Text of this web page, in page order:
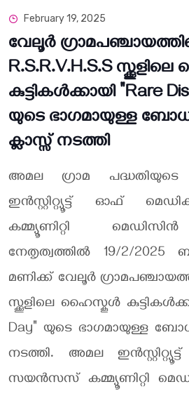
February 19, 2025
വേലൂർ
R.S.R.V.H.S.S
കുട്ടികൾക്കായി "Rare
യുടെ ഭാഗമായുള്ള
ക്ലാസ്സ് നടത്തി
അമല ഗ്രാമ
ഇൻസ്റ്റിറ്റ്യൂട്ട് ഓഫ്
കമ്മ്യൂണിറ്റി
നേതൃത്വത്തിൽ 19/2/2025
മണിക്ക് വേലൂർ
സ്ക്കൂളിലെ ഹൈസ്കൂൾ
Day" യുടെ ഭാഗമായുള്ള
നടത്തി. അമല
സയൻസസ് കമ്മ്യൂണിറ്റി